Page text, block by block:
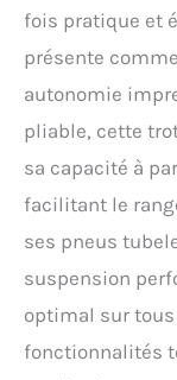
fois pratique et
présente
autonomie
pliable, cette
sa capacité à
facilitant le
ses pneus
suspension
optimal sur
fonctionnalités